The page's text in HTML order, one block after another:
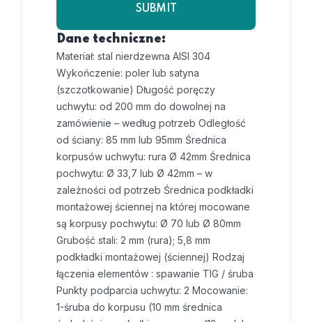
Dane techniczne:
Materiał: stal nierdzewna AISI 304
Wykończenie: poler lub satyna
(szczotkowanie) Długość poręczy
uchwytu: od 200 mm do dowolnej na
zamówienie – według potrzeb Odległość
od ściany: 85 mm lub 95mm Średnica
korpusów uchwytu: rura Ø 42mm Średnica
pochwytu: Ø 33,7 lub Ø 42mm – w
zależności od potrzeb Średnica podkładki
montażowej ściennej na której mocowane
są korpusy pochwytu: Ø 70 lub Ø 80mm
Grubość stali: 2 mm (rura); 5,8 mm
podkładki montażowej (ściennej) Rodzaj
łączenia elementów : spawanie TIG / śruba
Punkty podparcia uchwytu: 2 Mocowanie:
1-śruba do korpusu (10 mm średnica